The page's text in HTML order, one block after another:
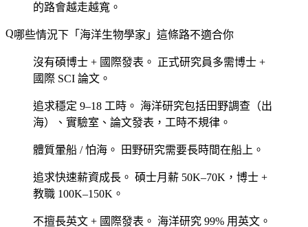
的路會越走越寬。
哪些情況下「海洋生物學家」這條路不適合你
沒有碩博士 + 國際發表。 正式研究員多需博士 +
國際 SCI 論文。
追求穩定 9–18 工時。 海洋研究包括田野調查（出
海）、實驗室、論文發表，工時不規律。
體質暈船 / 怕海。 田野研究需要長時間在船上。
追求快速薪資成長。 碩士月薪 50K–70K，博士 +
教職 100K–150K。
不擅長英文 + 國際發表。 海洋研究 99% 用英文。